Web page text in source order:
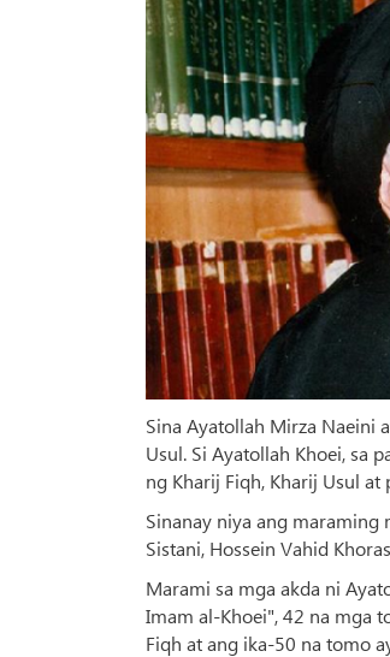
Sina Ayatollah Mirza Naeini
Usul. Si Ayatollah Khoei, sa
ng Kharij Fiqh, Kharij Usul at
Sinanay niya ang maraming
Sistani, Hossein Vahid
Marami sa mga akda ni
Imam al-Khoei", 42 na mga
Fiqh at ang ika-50 na tomo